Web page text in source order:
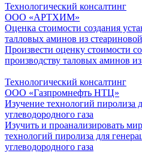
Технологический консалтинг
ООО «АРТХИМ»
Оценка стоимости создания
талловых аминов из
Произвести оценку стоимости
производству таловых аминов
Технологический консалтинг
ООО «Газпромнефть НТЦ»
Изучение технологий пиролиза
углеводородного газа
Изучить и проанализировать
технологий пиролиза для
углеводородного газа